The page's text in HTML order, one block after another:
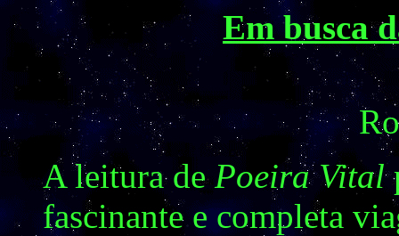
Em busca
A leitura dePoeira Vital
fascinante e completa